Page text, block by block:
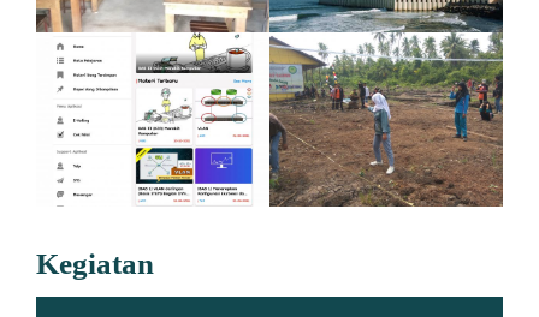
Kegiatan